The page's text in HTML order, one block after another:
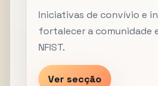
Iniciativas de convívio e
fortalecer a comunidade
NFIST.
Ver secção